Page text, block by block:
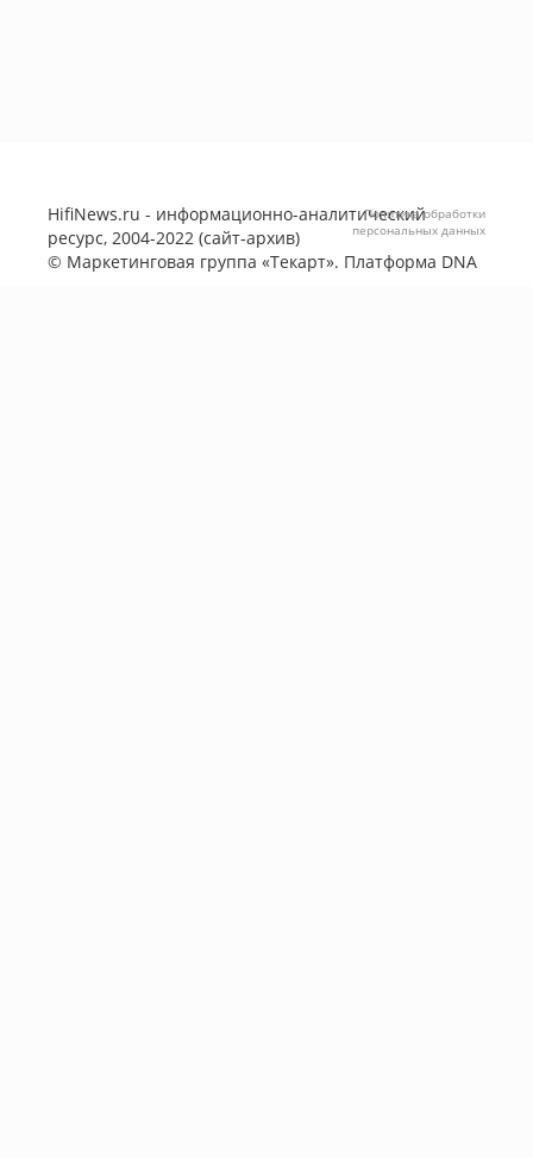
HifiNews.ru - информационно-аналитический
ресурс, 2004-2022 (сайт-архив)
© Маркетинговая группа «Текарт». Платформа DNA
Политика обработки
персональных данных